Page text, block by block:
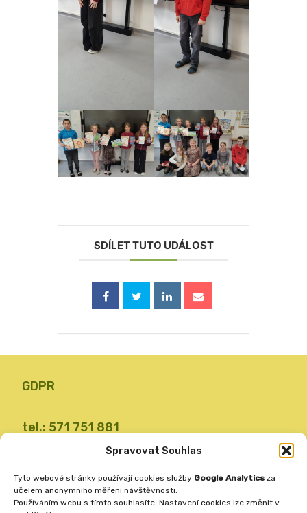
Spravovat Souhlas
Tyto webové stránky používají cookies služby Google Analytics za
účelem anonymního měření návštěvnosti.
Používáním webu s tímto souhlasíte. Nastavení cookies lze změnit v
SDÍLET TUTO UDÁLOST
GDPR
tel.: 571 751 881
email: zsvalbystrice@zsvb.cz
ID datové schránky: 24dabpx